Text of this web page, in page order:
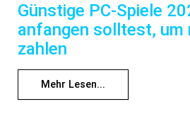
Günstige PC-Spiele
anfangen solltest, um
zahlen
Mehr Lesen...